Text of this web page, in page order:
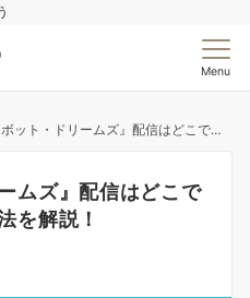
Menu
ドリームズ』配信はどこで見れる？無料で観る方法を解説！
ムズ』配信はどこで
を解説！